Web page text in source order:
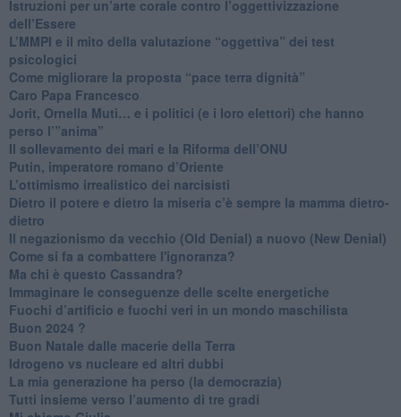
Istruzioni per un’arte corale contro l’oggettivizzazione
dell’Essere
​L’MMPI e il mito della valutazione “oggettiva” dei test
psicologici
Come migliorare la proposta “pace terra dignità”
Caro Papa Francesco
​Jorit, Ornella Muti… e i politici (e i loro elettori) che hanno
perso l’”anima”
​Il sollevamento dei mari e la Riforma dell’ONU
Putin, imperatore romano d’Oriente
​L’ottimismo irrealistico dei narcisisti
​Dietro il potere e dietro la miseria c’è sempre la mamma dietro-
dietro
Il negazionismo da vecchio (Old Denial) a nuovo (New Denial)
Come si fa a combattere l'ignoranza?
Ma chi è questo Cassandra?
Immaginare le conseguenze delle scelte energetiche
​Fuochi d’artificio e fuochi veri in un mondo maschilista
Buon 2024 ?
​Buon Natale dalle macerie della Terra
​Idrogeno vs nucleare ed altri dubbi
​La mia generazione ha perso (la democrazia)
​Tutti insieme verso l’aumento di tre gradi